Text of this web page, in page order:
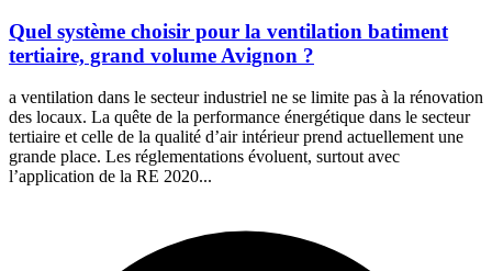
Quel système choisir pour la ventilation batiment
tertiaire, grand volume Avignon ?
a ventilation dans le secteur industriel ne se limite pas à la rénovation
des locaux. La quête de la performance énergétique dans le secteur
tertiaire et celle de la qualité d’air intérieur prend actuellement une
grande place. Les réglementations évoluent, surtout avec
l’application de la RE 2020...